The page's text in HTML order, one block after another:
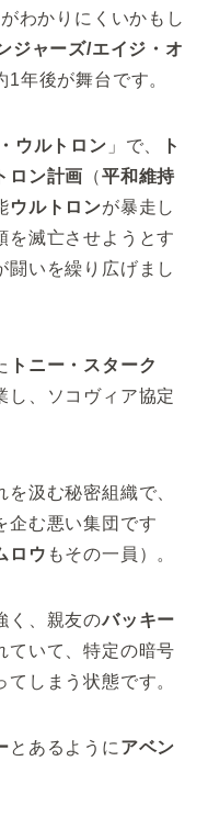
わかりにくいかもし
ジャーズ/エイジ・オ
1年後が舞台です。
ウルトロン 」で、
ト
ロン計画 （平和維持
ウルトロンが暴走し
を滅亡させようとす
闘いを繰り広げまし
トニー・スターク
し、ソコヴィア協定
汲む秘密組織で、
企む悪い集団です
ロウ もその一員）。
く、親友のバッキー
ていて、特定の暗号
しまう状態です。
とあるように アベン